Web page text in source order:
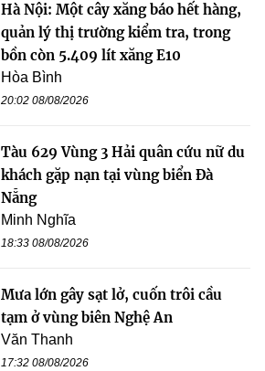
Hà Nội: Một cây xăng báo hết hàng,
quản lý thị trường kiểm tra, trong
bồn còn 5.409 lít xăng E10
Hòa Bình
20:02 08/08/2026
Tàu 629 Vùng 3 Hải quân cứu nữ du
khách gặp nạn tại vùng biển Đà
Nẵng
Minh Nghĩa
18:33 08/08/2026
Mưa lớn gây sạt lở, cuốn trôi cầu
tạm ở vùng biên Nghệ An
Văn Thanh
17:32 08/08/2026